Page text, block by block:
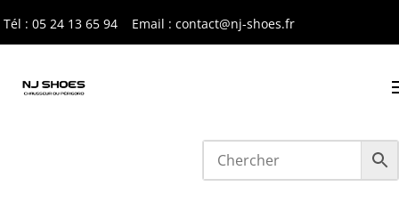
Tél : 05 24 13 65 94 Email : contact@nj-shoes.fr